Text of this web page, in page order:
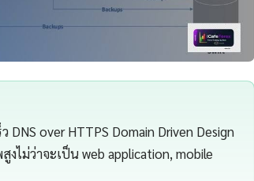
over HTTPS Domain Driven Design
ม่ว่าจะเป็น web application, mobile